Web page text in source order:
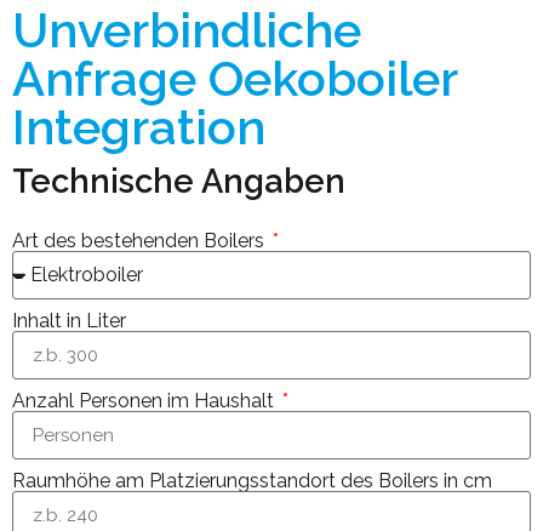
Unverbindliche
Anfrage Oekoboiler
Integration
Technische Angaben
Art des bestehenden Boilers
Inhalt in Liter
Anzahl Personen im Haushalt
Raumhöhe am Platzierungsstandort des Boilers in cm